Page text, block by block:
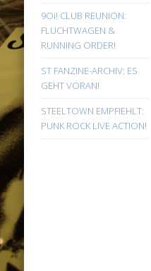
9Oi! CLUB REUNION:
FLUCHTWAGEN &
RUNNING ORDER!
ST FANZINE-ARCHIV: ES
GEHT VORAN!
STEELTOWN EMPFIEHLT:
PUNK ROCK LIVE ACTION!